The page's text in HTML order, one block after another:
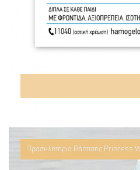
Προσκλητήριο Βάπτισης Princess